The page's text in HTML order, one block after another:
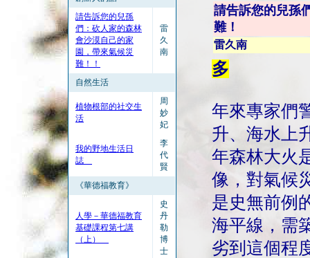
請告訴您的兒孫
們：砍人家的森林
會沙漠自己的家
園，帶來氣候災
難！！
雷
久
南
自然生活
植物根部的社交生
活
周
妙
妃
我的野地生活日
誌
李
代
賢
《華德福教育》
人學－華德福教育
基礎課程第七講
（上）
史
丹
勒
博
士
請告訴您的兒孫
難！
雷久南
多
年來專家們
升、海水上
年森林大火
像，對氣候
是史無前例
海平線，需
劣到這個程